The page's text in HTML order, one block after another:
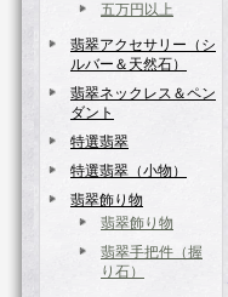
五万円以上
翡翠アクセサリー（シ
ルバー＆天然石）
翡翠ネックレス＆ペン
ダント
特選翡翠
特選翡翠（小物）
翡翠飾り物
翡翠飾り物
翡翠手把件（握
り石）